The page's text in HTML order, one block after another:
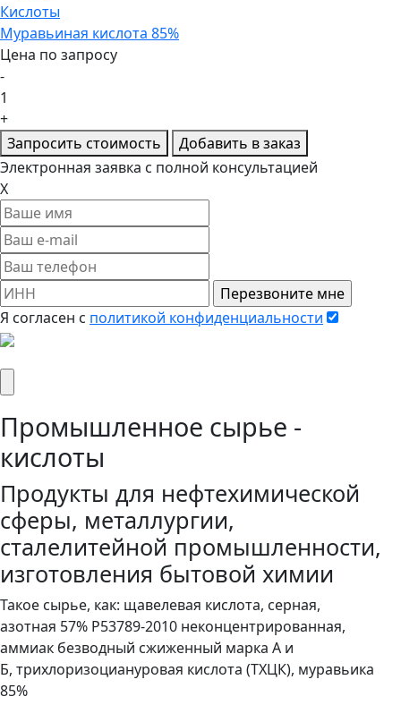
Кислоты
Муравьиная кислота 85%
Цена по запросу
-
1
+
Запросить стоимость
Добавить в заказ
Электронная заявка с полной консультацией
X
Я согласен c политикой конфиденциальности
Промышленное сырье -
кислоты
Продукты для нефтехимической
сферы, металлургии,
сталелитейной промышленности,
изготовления бытовой химии
Такое сырье, как: щавелевая кислота, серная,
азотная 57% P53789-2010 неконцентрированная,
аммиак безводный сжиженный марка А и
Б, трихлоризоциануровая кислота (ТХЦК), муравьика
85%